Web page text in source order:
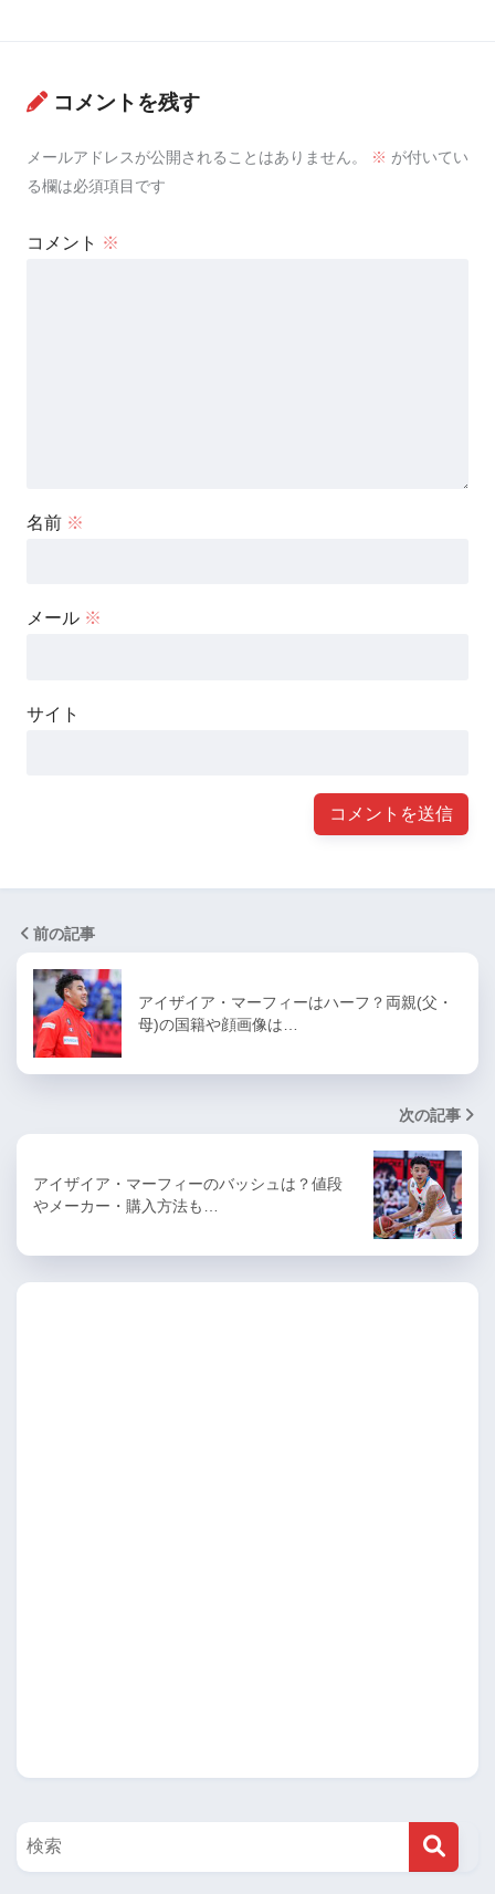
コメントを残す
メールアドレスが公開されることはありません。 ※ が付いてい
る欄は必須項目です
コメント ※
名前 ※
メール ※
サイト
前の記事
アイザイア・マーフィーはハーフ？両親(父・
母)の国籍や顔画像は…
次の記事
アイザイア・マーフィーのバッシュは？値段
やメーカー・購入方法も…